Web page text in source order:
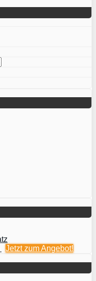
Jetzt zumAngebot!